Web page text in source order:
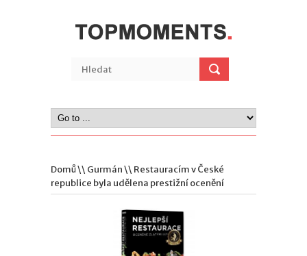
Domů\\ Gurmán\\ Restauracím v České
republice byla udělena prestižní ocenění